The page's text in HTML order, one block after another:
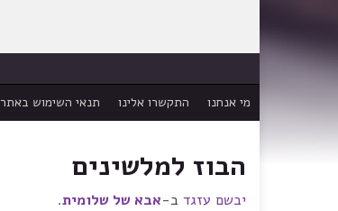
מי אנחנו התקשרו אלינו תנאי השימוש באתר
הבוז למלשינים
יבשם עזגד ב-אבא של שלומית.